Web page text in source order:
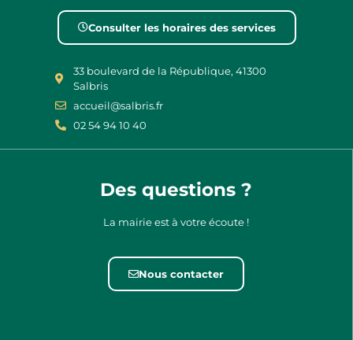
Consulter les horaires des services
33 boulevard de la République, 41300
Salbris
accueil@salbris.fr
02 54 94 10 40
Des questions ?
La mairie est à votre écoute !
Nous contacter